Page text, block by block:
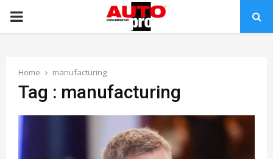
PRIMARY
Home manufacturing
Tag : manufacturing